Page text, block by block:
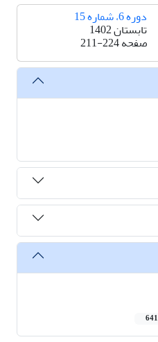
دوره 6، شماره 15
تابستان 1402
صفحه211-224
641